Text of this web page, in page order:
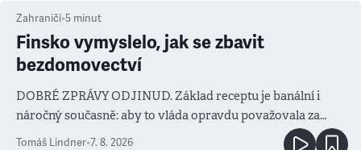
Zahraničí•5 minut
Finsko vymyslelo, jak se zbavit
bezdomovectví
DOBRÉ ZPRÁVY ODJINUD. Základ receptu je banální i
náročný současně: aby to vláda opravdu považovala za
prioritu
Tomáš Lindner•7. 8. 2026